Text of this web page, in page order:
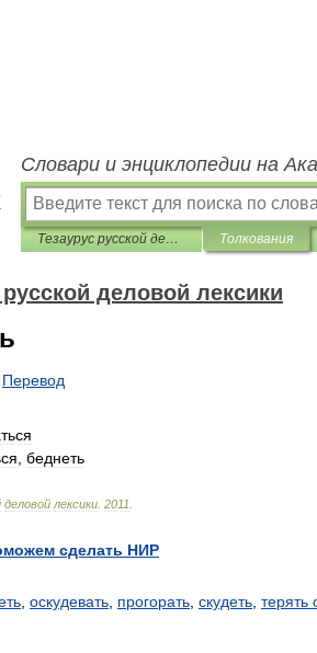
Словари и энциклопедии на
Тезаурус русской деловой лексики Толкования
русской деловой лексики
Перевод
беднеть
деловой лексики 2011
сделать НИР
оскудевать прогорать скудеть терять